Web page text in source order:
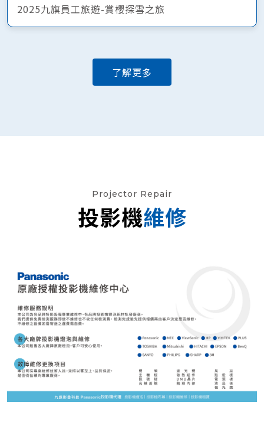
2025九旗員工旅遊-賞櫻探雪之旅
了解更多
Projector Repair
投影機維修